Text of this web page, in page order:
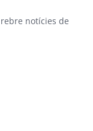
notícies de